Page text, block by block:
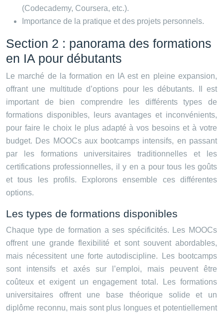
(Codecademy, Coursera, etc.).
Importance de la pratique et des projets personnels.
Section 2 : panorama des formations
en IA pour débutants
Le marché de la formation en IA est en pleine expansion,
offrant une multitude d’options pour les débutants. Il est
important de bien comprendre les différents types de
formations disponibles, leurs avantages et inconvénients,
pour faire le choix le plus adapté à vos besoins et à votre
budget. Des MOOCs aux bootcamps intensifs, en passant
par les formations universitaires traditionnelles et les
certifications professionnelles, il y en a pour tous les goûts
et tous les profils. Explorons ensemble ces différentes
options.
Les types de formations disponibles
Chaque type de formation a ses spécificités. Les MOOCs
offrent une grande flexibilité et sont souvent abordables,
mais nécessitent une forte autodiscipline. Les bootcamps
sont intensifs et axés sur l’emploi, mais peuvent être
coûteux et exigent un engagement total. Les formations
universitaires offrent une base théorique solide et un
diplôme reconnu, mais sont plus longues et potentiellement